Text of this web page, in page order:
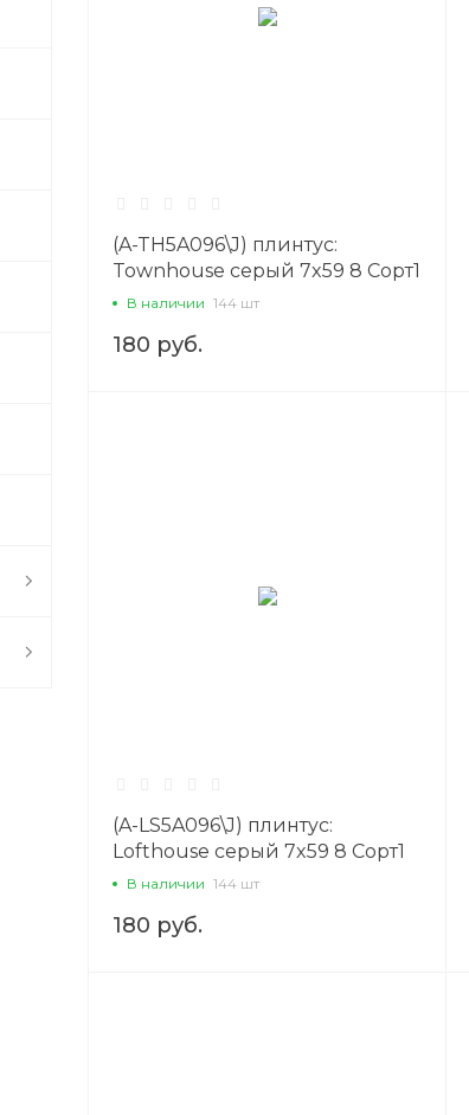
(A-TH5A096\J) плинтус:
Townhouse серый 7x59 8 Сорт1
В наличии 144 шт
180 руб.
(A-LS5A096\J) плинтус:
Lofthouse серый 7x59 8 Сорт1
В наличии 144 шт
180 руб.